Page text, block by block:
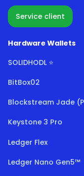
Service client
Hardware Wallets
SOLIDHODL ⭐
BitBox02
Blockstream Jade
Keystone 3 Pro
Ledger Flex
Ledger Nano Gen5™